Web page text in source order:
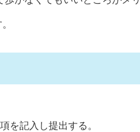
を記入し提出する。